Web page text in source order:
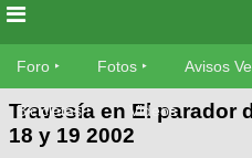
Foro
Foro
TÃ©cnica
Fotos
Foro Fotos Avisos
Bicicletas Videos
Travesía en El parador
18 y 19 2002